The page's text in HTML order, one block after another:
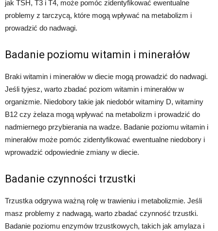
jak TSH, T3 i T4, może pomóc zidentyfikować ewentualne
problemy z tarczycą, które mogą wpływać na metabolizm i
prowadzić do nadwagi.
Badanie poziomu witamin i minerałów
Braki witamin i minerałów w diecie mogą prowadzić do nadwagi.
Jeśli tyjesz, warto zbadać poziom witamin i minerałów w
organizmie. Niedobory takie jak niedobór witaminy D, witaminy
B12 czy żelaza mogą wpływać na metabolizm i prowadzić do
nadmiernego przybierania na wadze. Badanie poziomu witamin i
minerałów może pomóc zidentyfikować ewentualne niedobory i
wprowadzić odpowiednie zmiany w diecie.
Badanie czynności trzustki
Trzustka odgrywa ważną rolę w trawieniu i metabolizmie. Jeśli
masz problemy z nadwagą, warto zbadać czynność trzustki.
Badanie poziomu enzymów trzustkowych, takich jak amylaza i